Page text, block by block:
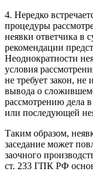
4. Нередко
процедуры
неявки ответчика в
рекомендации
Неоднократности
условия
не требует закон,
вывода о
рассмотрению дела
или последующей
Таким образом,
заседание может
заочного
ст. 233 ГПК РФ